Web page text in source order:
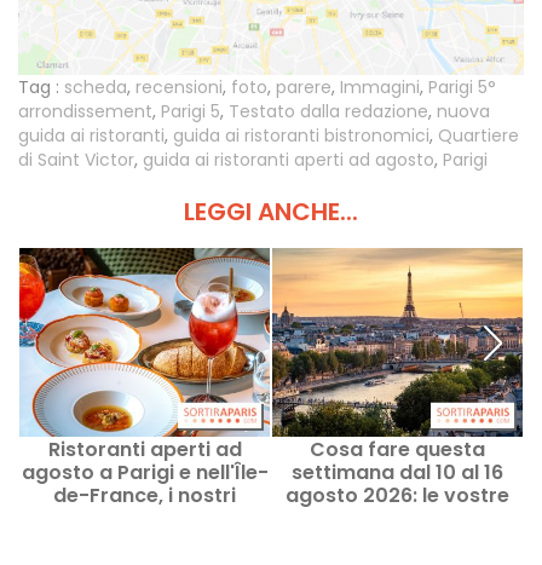
Tag : scheda, recensioni, foto, parere, Immagini, Parigi 5°
arrondissement, Parigi 5, Testato dalla redazione, nuova
guida ai ristoranti, guida ai ristoranti bistronomici, Quartiere
di Saint Victor, guida ai ristoranti aperti ad agosto, Parigi
LEGGI ANCHE...
Ristoranti aperti ad
agosto a Parigi e nell'Île-
de-France, i nostri
Cosa fare questa
settimana dal 10 al 16
agosto 2026: le vostre